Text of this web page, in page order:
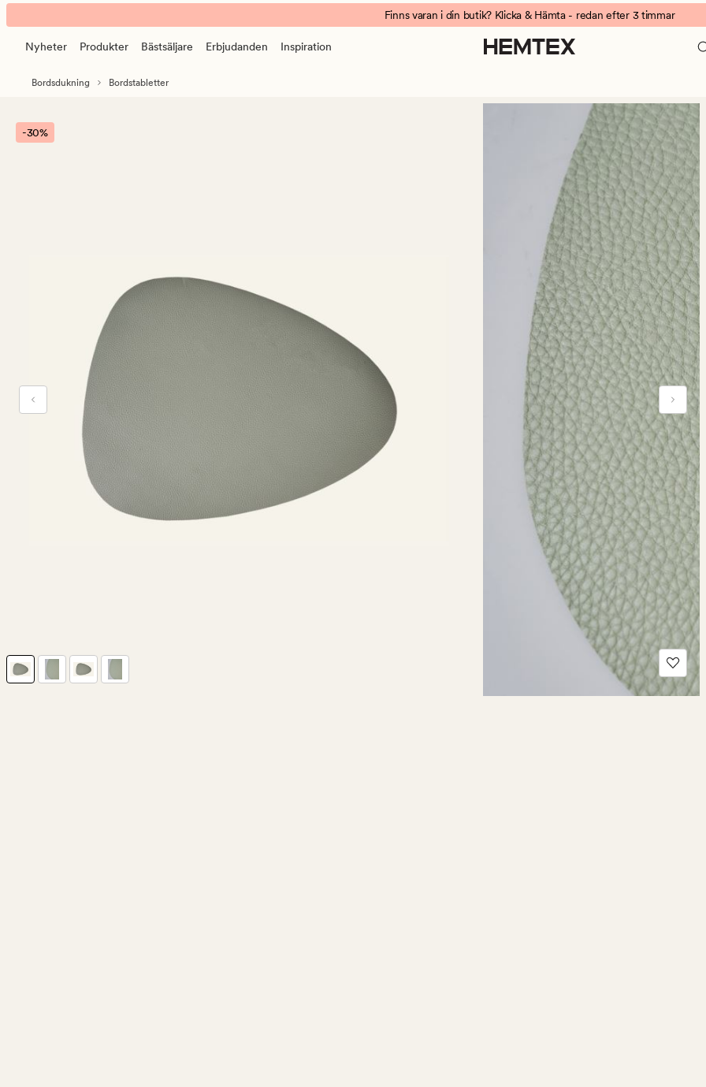
Ulrik
tablett
ljusgrön
banner.
Klicka
ESCAPE
att
pausa.
Finns varan i din butik? Klicka & Hämta - redan efter 3 timmar
Nyheter Produkter Bästsäljare Erbjudanden Inspiration
Bordsdukning Bordstabletter
-30%